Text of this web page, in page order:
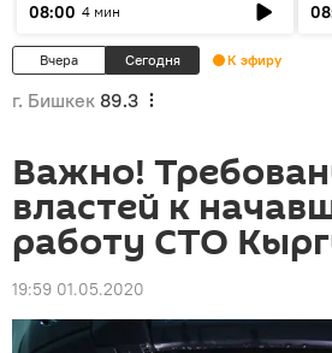
08:00 4 мин
Вчера Сегодня К эфиру
г. Бишкек 89.3
Важно!
властей к
работу СТО
19:59 01.05.2020